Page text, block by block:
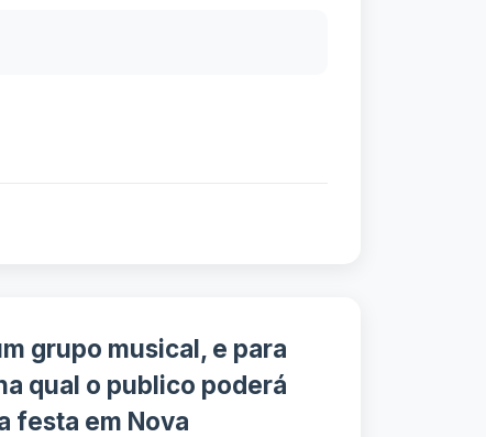
grupo musical, e para
qual o publico poderá
festa em Nova